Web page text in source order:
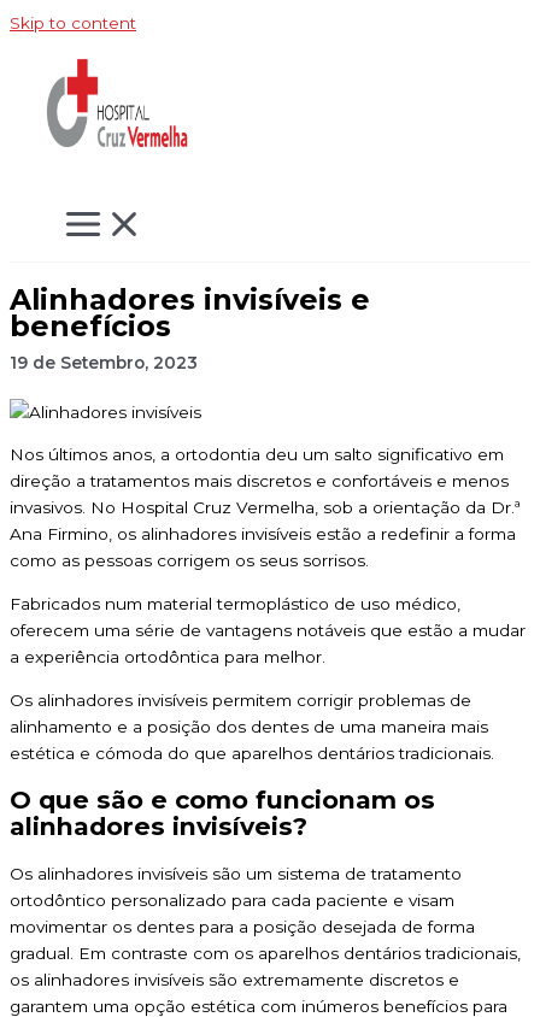
Skip to content
Alinhadores invisíveis e
benefícios
19 de Setembro, 2023
Nos últimos anos, a ortodontia deu um salto significativo em
direção a tratamentos mais discretos e confortáveis e menos
invasivos. No Hospital Cruz Vermelha, sob a orientação da Dr.ª
Ana Firmino, os alinhadores invisíveis estão a redefinir a forma
como as pessoas corrigem os seus sorrisos.
Fabricados num material termoplástico de uso médico,
oferecem uma série de vantagens notáveis que estão a mudar
a experiência ortodôntica para melhor.
Os alinhadores invisíveis permitem corrigir problemas de
alinhamento e a posição dos dentes de uma maneira mais
estética e cómoda do que aparelhos dentários tradicionais.
O que são e como funcionam os
alinhadores invisíveis?
Os alinhadores invisíveis são um sistema de tratamento
ortodôntico personalizado para cada paciente e visam
movimentar os dentes para a posição desejada de forma
gradual. Em contraste com os aparelhos dentários tradicionais,
os alinhadores invisíveis são extremamente discretos e
garantem uma opção estética com inúmeros benefícios para